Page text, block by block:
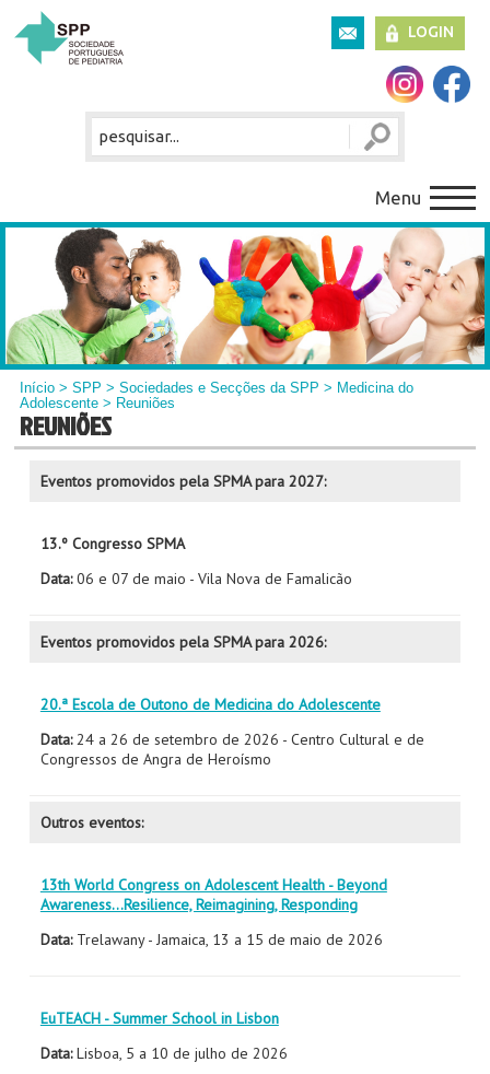
LOGIN
Menu
Início >SPP >Sociedades e Secções da SPP > Medicina do
Adolescente > Reuniões
REUNIÕES
Eventos promovidos pela SPMA para 2027:
13.º Congresso SPMA
Data:06 e 07 de maio - Vila Nova de Famalicão
Eventos promovidos pela SPMA para 2026:
20.ª Escola de Outono de Medicina do Adolescente
Data:24 a 26 de setembro de 2026 - Centro Cultural e de
Congressos de Angra de Heroísmo
Outros eventos:
13th World Congress on Adolescent Health - Beyond
Awareness...Resilience, Reimagining, Responding
Data: Trelawany - Jamaica, 13 a 15 de maio de 2026
EuTEACH - Summer School in Lisbon
Data:Lisboa, 5 a 10 de julho de 2026